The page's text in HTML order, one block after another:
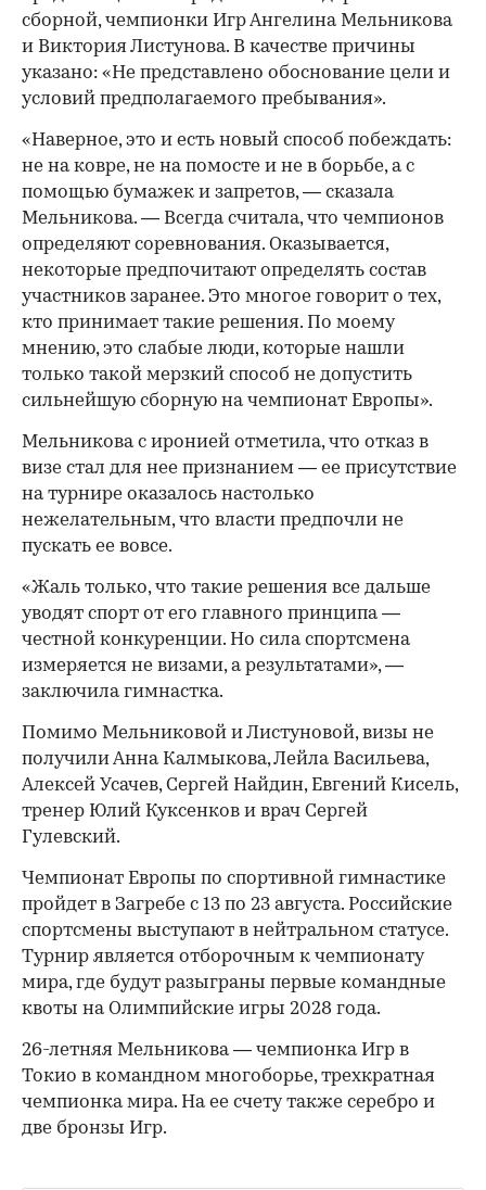
сборной, чемпионки Игр Ангелина Мельникова
и Виктория Листунова. В качестве причины
указано: «Не представлено обоснование цели и
условий предполагаемого пребывания».
«Наверное, это и есть новый способ побеждать:
не на ковре, не на помосте и не в борьбе, а с
помощью бумажек и запретов, — сказала
Мельникова. — Всегда считала, что чемпионов
определяют соревнования. Оказывается,
некоторые предпочитают определять состав
участников заранее. Это многое говорит о тех,
кто принимает такие решения. По моему
мнению, это слабые люди, которые нашли
только такой мерзкий способ не допустить
сильнейшую сборную на чемпионат Европы».
Мельникова с иронией отметила, что отказ в
визе стал для нее признанием — ее присутствие
на турнире оказалось настолько
нежелательным, что власти предпочли не
пускать ее вовсе.
«Жаль только, что такие решения все дальше
уводят спорт от его главного принципа —
честной конкуренции. Но сила спортсмена
измеряется не визами, а результатами», —
заключила гимнастка.
Помимо Мельниковой и Листуновой, визы не
получили Анна Калмыкова, Лейла Васильева,
Алексей Усачев, Сергей Найдин, Евгений Кисель,
тренер Юлий Куксенков и врач Сергей
Гулевский.
Чемпионат Европы по спортивной гимнастике
пройдет в Загребе с 13 по 23 августа. Российские
спортсмены выступают в нейтральном статусе.
Турнир является отборочным к чемпионату
мира, где будут разыграны первые командные
квоты на Олимпийские игры 2028 года.
26-летняя Мельникова — чемпионка Игр в
Токио в командном многоборье, трехкратная
чемпионка мира. На ее счету также серебро и
две бронзы Игр.